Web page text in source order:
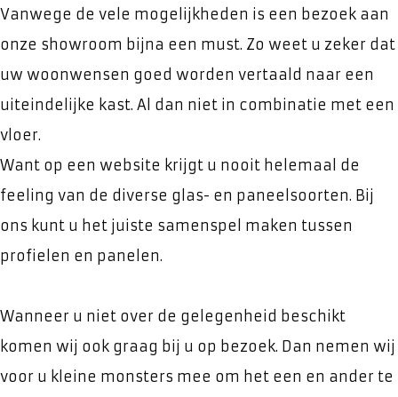
Vanwege de vele mogelijkheden is een bezoek aan
onze showroom bijna een must. Zo weet u zeker dat
uw woonwensen goed worden vertaald naar een
uiteindelijke kast. Al dan niet in combinatie met een
vloer.
Want op een website krijgt u nooit helemaal de
feeling van de diverse glas- en paneelsoorten. Bij
ons kunt u het juiste samenspel maken tussen
profielen en panelen.
Wanneer u niet over de gelegenheid beschikt
komen wij ook graag bij u op bezoek. Dan nemen wij
voor u kleine monsters mee om het een en ander te